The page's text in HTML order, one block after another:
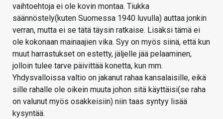
vaihtoehtoja ei ole kovin montaa. Tiukka
säännöstely(kuten Suomessa 1940 luvulla) auttaa jonkin
verran, mutta ei se tätä täysin ratkaise. Lisäksi tämä ei
ole kokonaan mainaajien vika. Syy on myös siinä, että kun
muut harrastukset on estetty, jäljelle jää pelaaminen,
jolloin tulee tarve päivittää konetta, kun mm.
Yhdysvalloissa valtio on jakanut rahaa kansalaisille, eikä
sille rahalle ole oikein muuta johon sitä käyttäisi(se raha
on valunut myös osakkeisiin) niin taas syntyy lisää
kysyntää.